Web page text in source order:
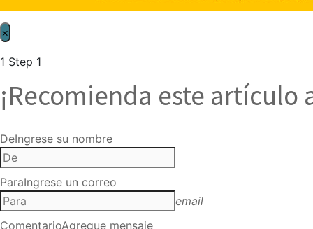
×
1 Step 1
¡Recomienda este artículo
DeIngrese su nombre
ParaIngrese un correo
email
ComentarioAgregue mensaje